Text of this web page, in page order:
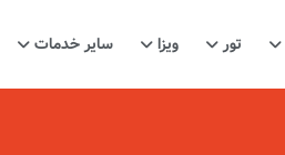
تور ویزا سایر خدمات